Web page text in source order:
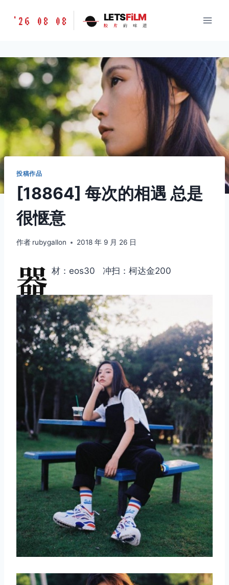
胶
味
道
LETSFILM
'26 08 08 LETSFiLM
胶 片 的 味 道
投稿作品
[18864] 每次的相遇 总是
很惬意
作者 rubygallon 2018 年 9 月 26 日
器 材：eos30 冲扫：柯达金200